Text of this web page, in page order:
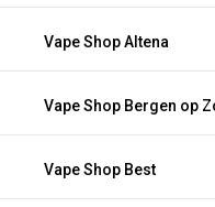
Vape Shop Altena
Vape Shop Bergen op
Vape Shop Best